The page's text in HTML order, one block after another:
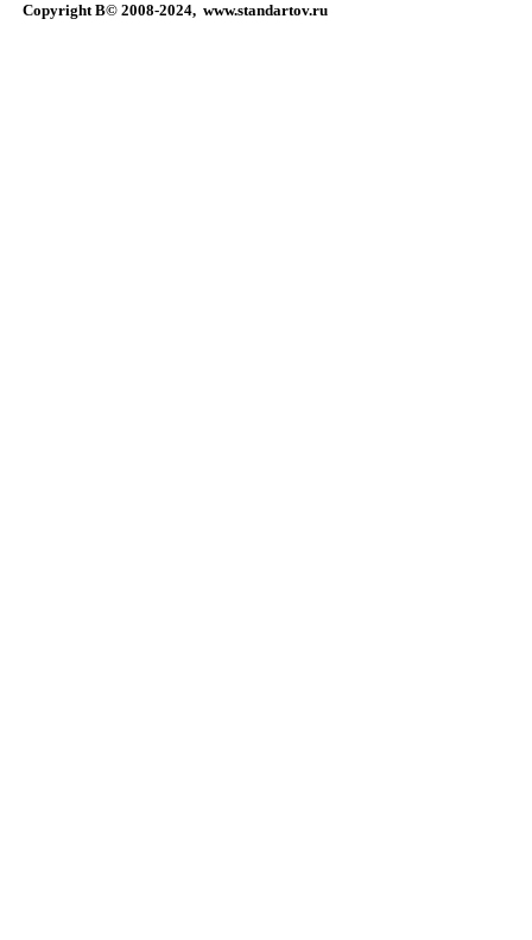
Copyright В© 2008-2024, www.standartov.ru